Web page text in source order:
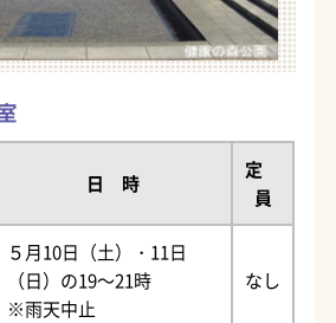
日 時
定
員
５月10日（土）・11日
（日）の19～21時
※雨天中止
なし